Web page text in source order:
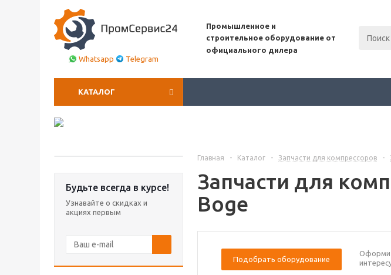
Whatsapp Telegram
Промышленное и
строительное оборудование от
официального дилера
КАТАЛОГ
Будьте всегда в курсе!
Узнавайте о скидках и
акциях первым
Главная - Каталог - Запчасти для компрессоров -
Запчасти для
Boge
Подобрать оборудование